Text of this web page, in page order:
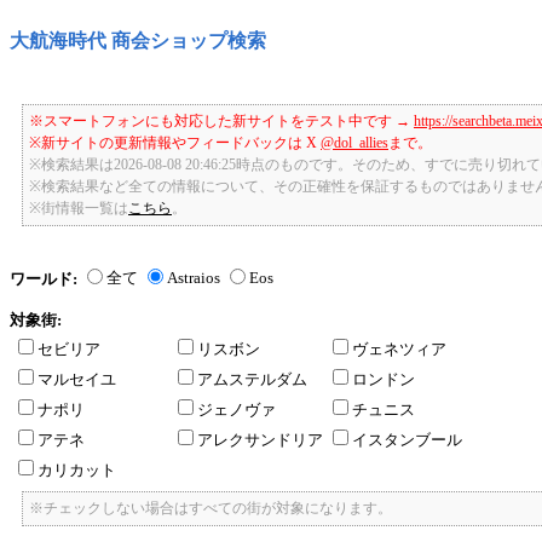
大航海時代 商会ショップ検索
※スマートフォンにも対応した新サイトをテスト中です → https://
※新サイトの更新情報やフィードバックは X @dol_alliesまで。
※検索結果は2026-08-08 20:46:25時点のものです。そのため、すでに売り切れ
※検索結果など全ての情報について、その正確性を保証するものではありませ
※街情報一覧は こちら
ワールド: 全て Astraios Eos
対象街:
セビリア
リスボン
ヴェネツィア
マルセイユ
アムステルダム
ロンドン
ナポリ
ジェノヴァ
チュニス
アテネ
アレクサンドリア
イスタンブール
カリカット
※チェックしない場合はすべての街が対象になります。